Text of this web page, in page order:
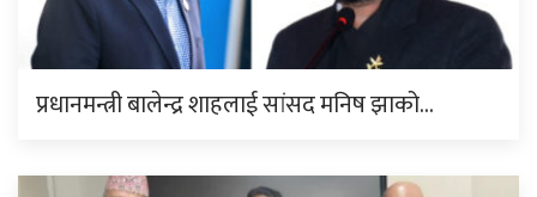
प्रधानमन्त्री बालेन्द्र शाहलाई सांसद मनिष झाको…